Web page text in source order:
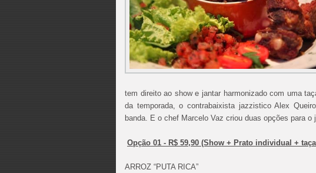
tem direito ao show e jantar harmonizado com uma
da temporada, o contrabaixista jazzistico Alex
banda. E o chef Marcelo Vaz criou duas opções
Opção 01 - R$ 59,90 (Show + Prato individual +
ARROZ “PUTA RICA”